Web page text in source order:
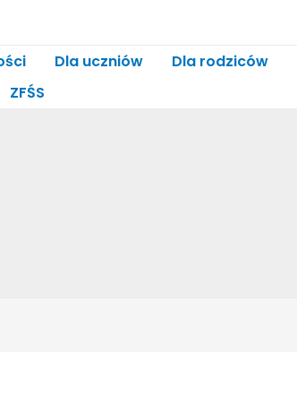
Dla uczniów Dla rodziców
ZFŚS